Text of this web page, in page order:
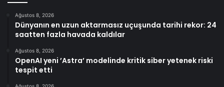
Ağustos 8, 2026
Dünyanın en uzun aktarmasız uçuşunda tarihi rekor: 24
saatten fazla havada kaldılar
Ağustos 8, 2026
OpenAI yeni ’Astra’ modelinde kritik siber yetenek riski
tespit etti